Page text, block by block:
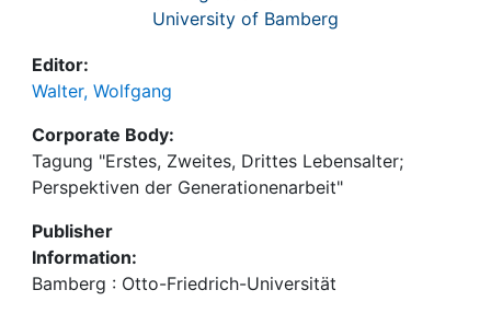
University of Bamberg
Editor:
Walter, Wolfgang
Corporate Body:
Tagung "Erstes, Zweites, Drittes Lebensalter;
Perspektiven der Generationenarbeit"
Publisher
Information:
Bamberg : Otto-Friedrich-Universität